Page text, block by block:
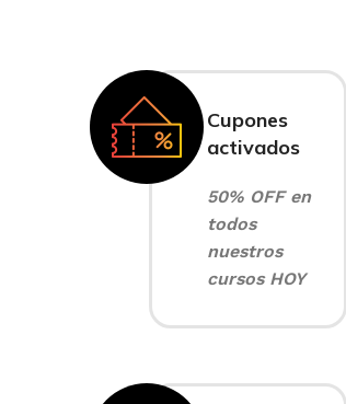
Cupones
activados
50% OFF en
todos
nuestros
cursos HOY